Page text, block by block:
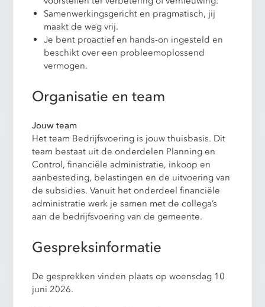
Samenwerkingsgericht en pragmatisch, jij
maakt de weg vrij.
Je bent proactief en hands-on ingesteld en
beschikt over een probleemoplossend
vermogen.
Organisatie en team
Jouw team
Het team Bedrijfsvoering is jouw thuisbasis. Dit
team bestaat uit de onderdelen Planning en
Control, financiële administratie, inkoop en
aanbesteding, belastingen en de uitvoering van
de subsidies. Vanuit het onderdeel financiële
administratie werk je samen met de collega’s
aan de bedrijfsvoering van de gemeente.
Gespreksinformatie
De gesprekken vinden plaats op woensdag 10
juni 2026.